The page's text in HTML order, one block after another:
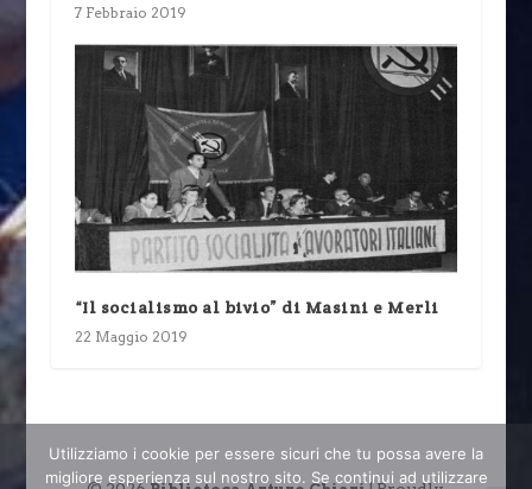
7 Febbraio 2019
“Il socialismo al bivio” di Masini e Merli
22 Maggio 2019
Utilizziamo i cookie per essere sicuri che tu possa avere la
migliore esperienza sul nostro sito. Se continui ad utilizzare